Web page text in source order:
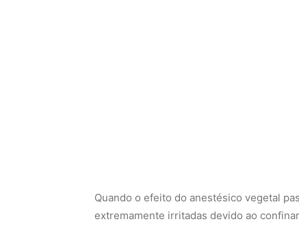
Quando o efeito do anestésico vegetal
extremamente irritadas devido ao